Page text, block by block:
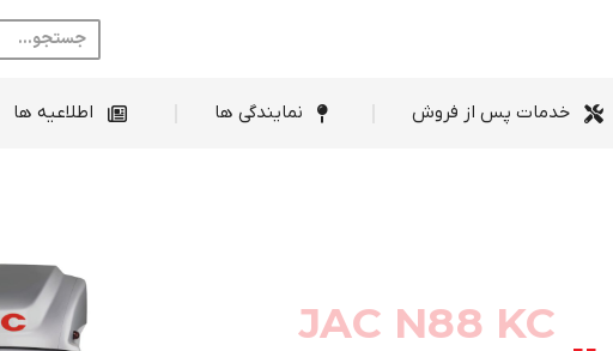
خدمات پس از فروش نمایندگی ها اطلاعیه ها